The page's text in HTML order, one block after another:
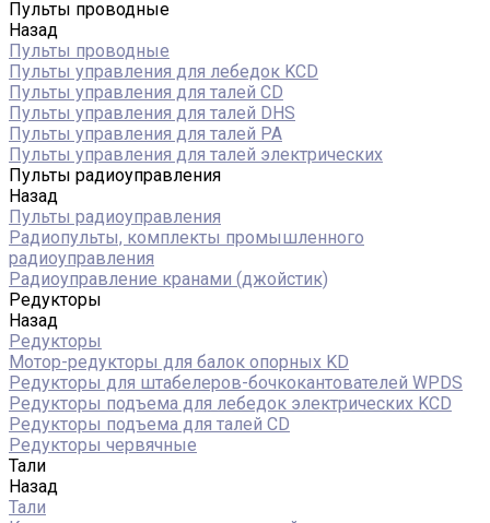
Пульты проводные
Назад
Пульты проводные
Пульты управления для лебедок KCD
Пульты управления для талей CD
Пульты управления для талей DHS
Пульты управления для талей РА
Пульты управления для талей электрических
Пульты радиоуправления
Назад
Пульты радиоуправления
Радиопульты, комплекты промышленного
радиоуправления
Радиоуправление кранами (джойстик)
Редукторы
Назад
Редукторы
Мотор-редукторы для балок опорных KD
Редукторы для штабелеров-бочкокантователей WPDS
Редукторы подъема для лебедок электрических KCD
Редукторы подъема для талей CD
Редукторы червячные
Тали
Назад
Тали